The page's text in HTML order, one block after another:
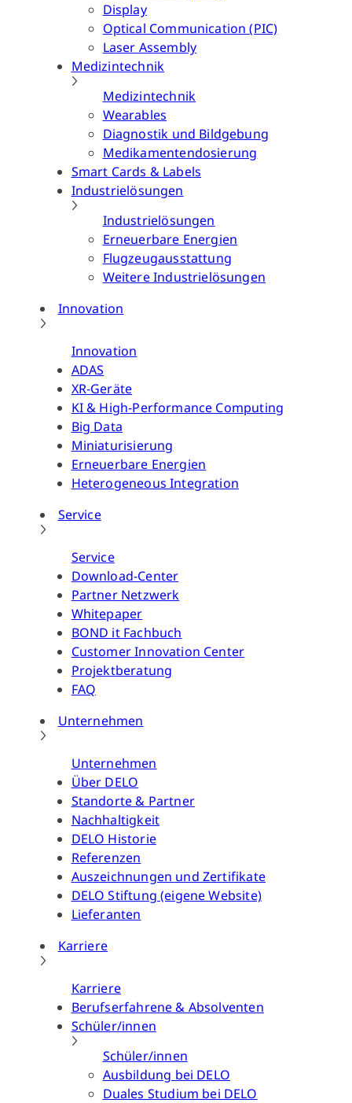
Display
Optical Communication (PIC)
Laser Assembly
Medizintechnik
Medizintechnik
Wearables
Diagnostik und Bildgebung
Medikamentendosierung
Smart Cards & Labels
Industrielösungen
Industrielösungen
Erneuerbare Energien
Flugzeugausstattung
Weitere Industrielösungen
Innovation
Innovation
ADAS
XR-Geräte
KI & High-Performance Computing
Big Data
Miniaturisierung
Erneuerbare Energien
Heterogeneous Integration
Service
Service
Download-Center
Partner Netzwerk
Whitepaper
BOND it Fachbuch
Customer Innovation Center
Projektberatung
FAQ
Unternehmen
Unternehmen
Über DELO
Standorte & Partner
Nachhaltigkeit
DELO Historie
Referenzen
Auszeichnungen und Zertifikate
DELO Stiftung (eigene Website)
Lieferanten
Karriere
Karriere
Berufserfahrene & Absolventen
Schüler/innen
Schüler/innen
Ausbildung bei DELO
Duales Studium bei DELO